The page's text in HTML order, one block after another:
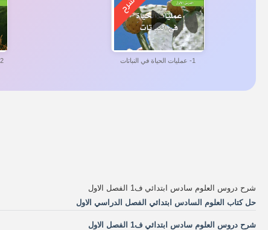
1- عمليات الحياة في النباتات
شرح دروس العلوم سادس ابتدائي ف1 الفصل الاول
حل كتاب العلوم السادس ابتدائي الفصل الدراسي الاول
شرح دروس العلوم سادس ابتدائي ف1 الفصل الاول